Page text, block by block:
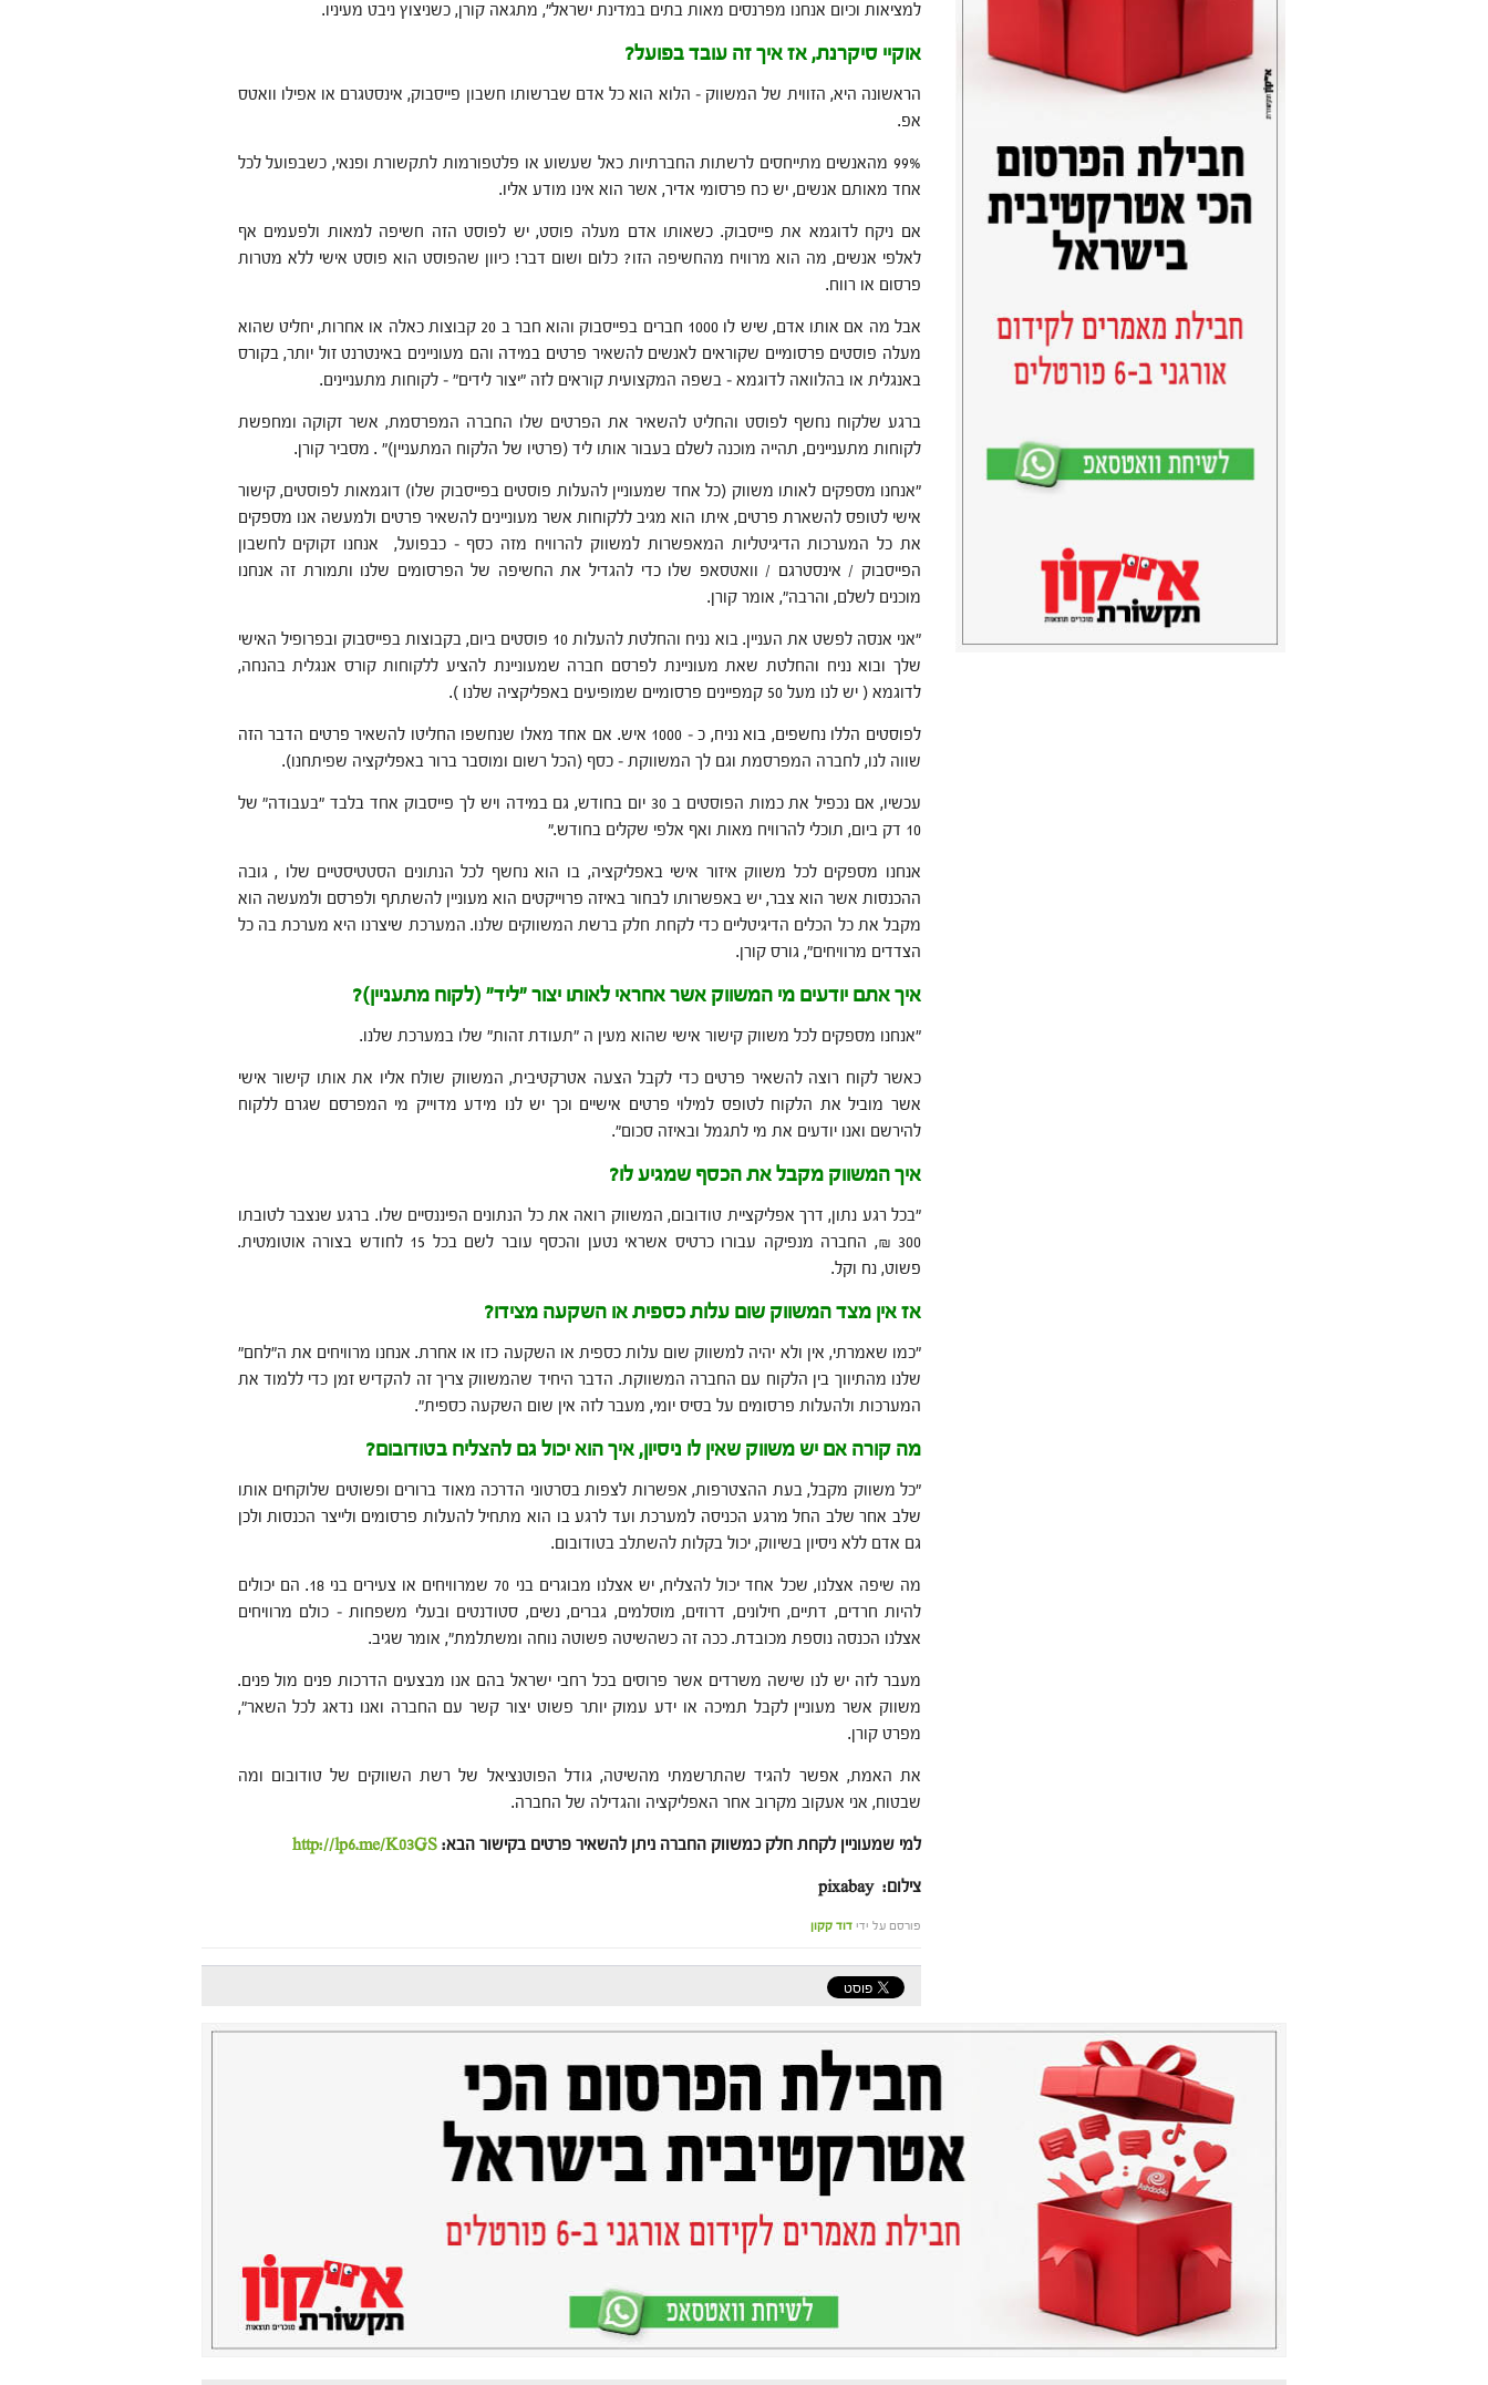
למציאות וכיום אנחנו מפרנסים מאות בתים במדינת ישראל", מתגאה קורן, כשניצוץ ניבט מעיניו.
אוקיי סיקרנת, אז איך זה עובד בפועל?
הראשונה היא, הזווית של המשווק – הלוא הוא כל אדם שברשותו חשבון פייסבוק, אינסטגרם או אפילו וואטס
אפ.
99% מהאנשים מתייחסים לרשתות החברתיות כאל שעשוע או פלטפורמות לתקשורת ופנאי, כשבפועל לכל
אחד מאותם אנשים, יש כח פרסומי אדיר, אשר הוא אינו מודע אליו.
אם ניקח לדוגמא את פייסבוק. כשאותו אדם מעלה פוסט, יש לפוסט הזה חשיפה למאות ולפעמים אף
לאלפי אנשים, מה הוא מרוויח מהחשיפה הזו? כלום ושום דבר! כיוון שהפוסט הוא פוסט אישי ללא מטרות
פרסום או רווח.
אבל מה אם אותו אדם, שיש לו 1000 חברים בפייסבוק והוא חבר ב 20 קבוצות כאלה או אחרות, יחליט שהוא
מעלה פוסטים פרסומיים שקוראים לאנשים להשאיר פרטים במידה והם מעוניינים באינטרנט זול יותר, בקורס
באנגלית או בהלוואה לדוגמא – בשפה המקצועית קוראים לזה "יצור לידים" – לקוחות מתעניינים.
ברגע שלקוח נחשף לפוסט והחליט להשאיר את הפרטים שלו החברה המפרסמת, אשר זקוקה ומחפשת
לקוחות מתעניינים, תהייה מוכנה לשלם בעבור אותו ליד (פרטיו של הלקוח המתעניין)" . מסביר קורן.
"אנחנו מספקים לאותו משווק (כל אחד שמעוניין להעלות פוסטים בפייסבוק שלו) דוגמאות לפוסטים, קישור
אישי לטופס להשארת פרטים, איתו הוא מגיב ללקוחות אשר מעוניינים להשאיר פרטים ולמעשה אנו מספקים
את כל המערכות הדיגיטליות המאפשרות למשווק להרוויח מזה כסף – כבפועל, אנחנו זקוקים לחשבון
הפייסבוק / אינסטרגם / וואטסאפ שלו כדי להגדיל את החשיפה של הפרסומים שלנו ותמורת זה אנחנו
מוכנים לשלם, והרבה", אומר קורן.
"אני אנסה לפשט את העניין. בוא נניח והחלטת להעלות 10 פוסטים ביום, בקבוצות בפייסבוק ובפרופיל האישי
שלך ובוא נניח והחלטת שאת מעוניינת לפרסם חברה שמעוניינת להציע ללקוחות קורס אנגלית בהנחה,
לדוגמא ( יש לנו מעל 50 קמפיינים פרסומיים שמופיעים באפליקציה שלנו ).
לפוסטים הללו נחשפים, בוא נניח, כ – 1000 איש. אם אחד מאלו שנחשפו החליטו להשאיר פרטים הדבר הזה
שווה לנו, לחברה המפרסמת וגם לך המשווקת – כסף (הכל רשום ומוסבר ברור באפליקציה שפיתחנו).
עכשיו, אם נכפיל את כמות הפוסטים ב 30 יום בחודש, גם במידה ויש לך פייסבוק אחד בלבד "בעבודה" של
10 דק ביום, תוכלי להרוויח מאות ואף אלפי שקלים בחודש."
אנחנו מספקים לכל משווק איזור אישי באפליקציה, בו הוא נחשף לכל הנתונים הסטטיסטיים שלו , גובה
ההכנסות אשר הוא צבר, יש באפשרותו לבחור באיזה פרוייקטים הוא מעוניין להשתתף ולפרסם ולמעשה הוא
מקבל את כל הכלים הדיגיטליים כדי לקחת חלק ברשת המשווקים שלנו. המערכת שיצרנו היא מערכת בה כל
הצדדים מרוויחים", גורס קורן.
איך אתם יודעים מי המשווק אשר אחראי לאותו יצור "ליד" (לקוח מתעניין)?
"אנחנו מספקים לכל משווק קישור אישי שהוא מעין ה "תעודת זהות" שלו במערכת שלנו.
כאשר לקוח רוצה להשאיר פרטים כדי לקבל הצעה אטרקטיבית, המשווק שולח אליו את אותו קישור אישי
אשר מוביל את הלקוח לטופס למילוי פרטים אישיים וכך יש לנו מידע מדוייק מי המפרסם שגרם ללקוח
להירשם ואנו יודעים את מי לתגמל ובאיזה סכום".
איך המשווק מקבל את הכסף שמגיע לו?
"בכל רגע נתון, דרך אפליקציית טודובום, המשווק רואה את כל הנתונים הפיננסיים שלו. ברגע שנצבר לטובתו
300 ₪, החברה מנפיקה עבורו כרטיס אשראי נטען והכסף עובר לשם בכל 15 לחודש בצורה אוטומטית.
פשוט, נח וקל.
אז אין מצד המשווק שום עלות כספית או השקעה מצידו?
"כמו שאמרתי, אין ולא יהיה למשווק שום עלות כספית או השקעה כזו או אחרת. אנחנו מרוויחים את ה"לחם"
שלנו מהתיווך בין הלקוח עם החברה המשווקת. הדבר היחיד שהמשווק צריך זה להקדיש זמן כדי ללמוד את
המערכות ולהעלות פרסומים על בסיס יומי, מעבר לזה אין שום השקעה כספית".
מה קורה אם יש משווק שאין לו ניסיון, איך הוא יכול גם להצליח בטודובום?
"כל משווק מקבל, בעת ההצטרפות, אפשרות לצפות בסרטוני הדרכה מאוד ברורים ופשוטים שלוקחים אותו
שלב אחר שלב החל מרגע הכניסה למערכת ועד לרגע בו הוא מתחיל להעלות פרסומים ולייצר הכנסות ולכן
גם אדם ללא ניסיון בשיווק, יכול בקלות להשתלב בטודובום.
מה שיפה אצלנו, שכל אחד יכול להצליח, יש אצלנו מבוגרים בני 70 שמרוויחים או צעירים בני 18. הם יכולים
להיות חרדים, דתיים, חילונים, דרוזים, מוסלמים, גברים, נשים, סטודנטים ובעלי משפחות – כולם מרוויחים
אצלנו הכנסה נוספת מכובדת. ככה זה כשהשיטה פשוטה נוחה ומשתלמת", אומר שגיב.
מעבר לזה יש לנו שישה משרדים אשר פרוסים בכל רחבי ישראל בהם אנו מבצעים הדרכות פנים מול פנים.
משווק אשר מעוניין לקבל תמיכה או ידע עמוק יותר פשוט יצור קשר עם החברה ואנו נדאג לכל השאר",
מפרט קורן.
את האמת, אפשר להגיד שהתרשמתי מהשיטה, גודל הפוטנציאל של רשת השווקים של טודובום ומה
שבטוח, אני אעקוב מקרוב אחר האפליקציה והגדילה של החברה.
למי שמעוניין לקחת חלק כמשווק החברה ניתן להשאיר פרטים בקישור הבא: http://lp6.me/K03GS
צילום: pixabay
פורסם על ידי דוד קקון